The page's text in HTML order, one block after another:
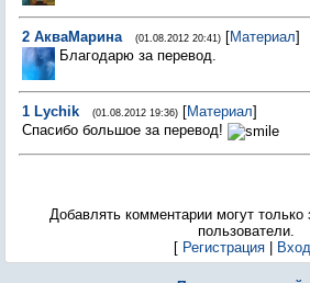
2 АкваМарина (01.08.2012 20:41) [Материал]
Благодарю за перевод.
1 Lychik (01.08.2012 19:36) [Материал]
Спасибо большое за перевод!
Добавлять комментарии могут только
пользователи.
[ Регистрация| Вход